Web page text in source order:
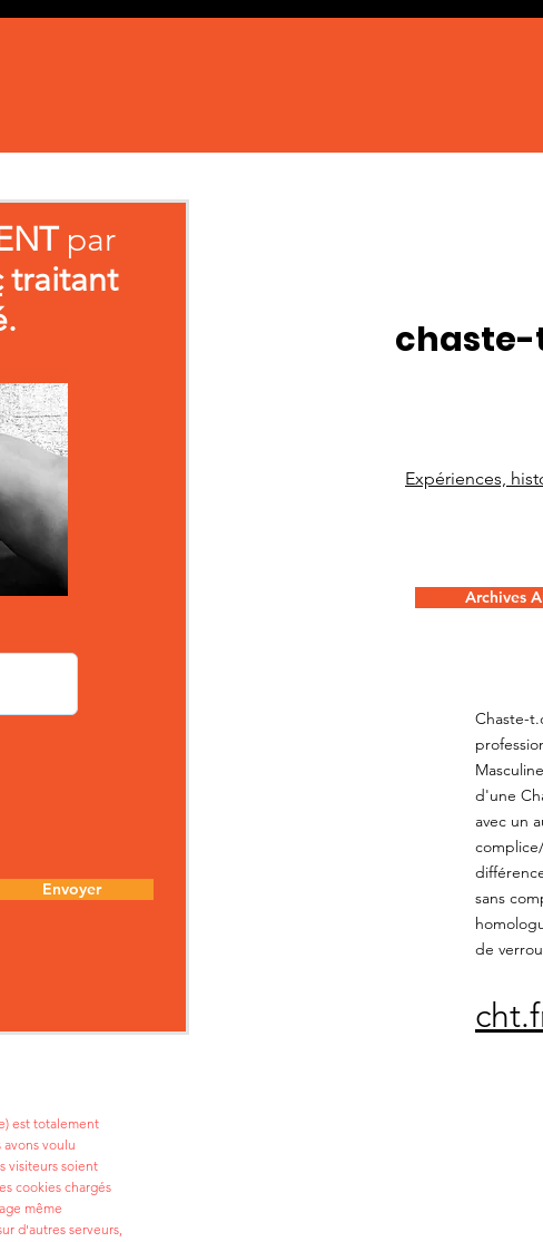
par
traitant
Envoyer
est totalement
voulu
visiteurs soient
cookies chargés
même
d'autres serveurs,
Expériences,
Archives
Chaste-
d'une
avec un
sans
de